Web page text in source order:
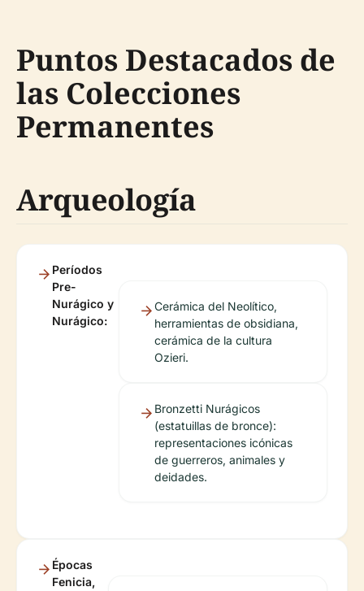
Puntos Destacados de
las Colecciones
Permanentes
Arqueología
Períodos
Pre-
Nurágico y
Nurágico:
Cerámica del Neolítico,
herramientas de obsidiana,
cerámica de la cultura
Ozieri.
Bronzetti Nurágicos
(estatuillas de bronce):
representaciones icónicas
de guerreros, animales y
deidades.
Épocas
Fenicia,